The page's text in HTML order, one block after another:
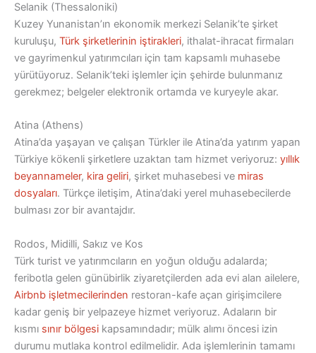
Selanik (Thessaloniki)
Kuzey Yunanistan’ın ekonomik merkezi Selanik’te şirket
kuruluşu, Türk şirketlerinin iştirakleri, ithalat-ihracat firmaları
ve gayrimenkul yatırımcıları için tam kapsamlı muhasebe
yürütüyoruz. Selanik’teki işlemler için şehirde bulunmanız
gerekmez; belgeler elektronik ortamda ve kuryeyle akar.
Atina (Athens)
Atina’da yaşayan ve çalışan Türkler ile Atina’da yatırım yapan
Türkiye kökenli şirketlere uzaktan tam hizmet veriyoruz: yıllık
beyannameler, kira geliri, şirket muhasebesi ve miras
dosyaları. Türkçe iletişim, Atina’daki yerel muhasebecilerde
bulması zor bir avantajdır.
Rodos, Midilli, Sakız ve Kos
Türk turist ve yatırımcıların en yoğun olduğu adalarda;
feribotla gelen günübirlik ziyaretçilerden ada evi alan ailelere,
Airbnb işletmecilerinden restoran-kafe açan girişimcilere
kadar geniş bir yelpazeye hizmet veriyoruz. Adaların bir
kısmı sınır bölgesi kapsamındadır; mülk alımı öncesi izin
durumu mutlaka kontrol edilmelidir. Ada işlemlerinin tamamı